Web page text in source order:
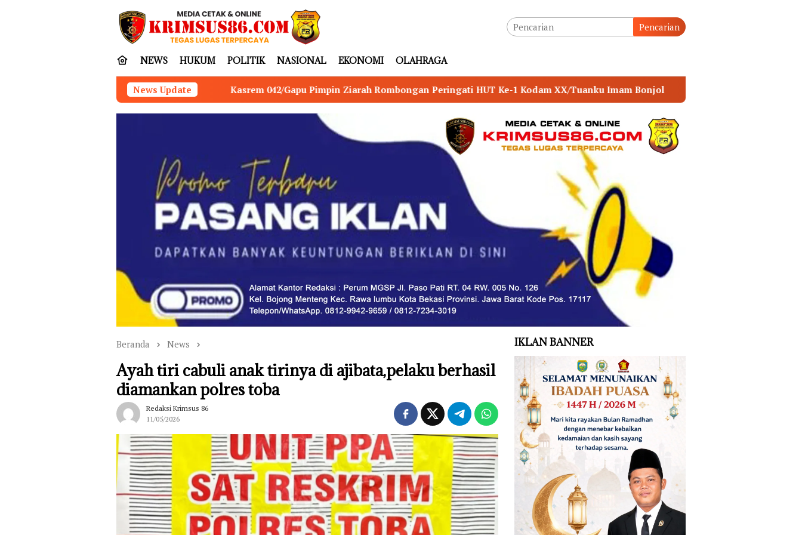
Pencarian
NEWS HUKUM POLITIK NASIONAL EKONOMI OLAHRAGA
News Update
Kasrem 042/Gapu Pimpin Ziarah Rombongan Peringati HUT Ke-1 Kodam XX/Tuanku Imam Bonjol POLSEK MUARA SABAK TIMUR PERKUAT SINERGI
Beranda News
Ayah tiri cabuli anak tirinya di ajibata,pelaku berhasil
diamankan polres toba
Redaksi Krimsus 86
11/05/2026
IKLAN BANNER